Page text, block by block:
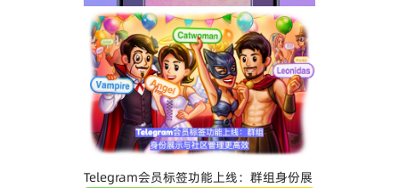
Telegram关闭私聊分享功能详解：增强聊
天隐私与内容保护
Telegram会员标签功能上线：群组身份展